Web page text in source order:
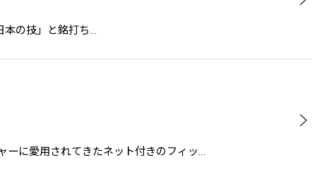
本の技」と銘打ち…
ーに愛用されてきたネット付きのフィッ…